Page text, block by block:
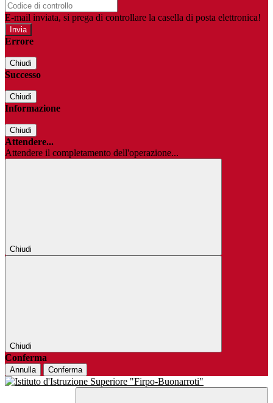
E-mail inviata, si prega di controllare la casella di posta elettronica!
Errore
Chiudi
Successo
Chiudi
Informazione
Chiudi
Attendere...
Attendere il completamento dell'operazione...
Chiudi
Chiudi
Conferma
Annulla Conferma